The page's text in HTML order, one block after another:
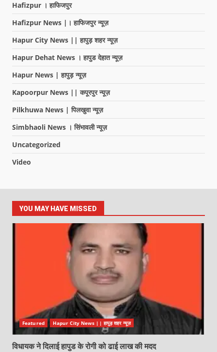
Hafizpur । हाफिजपुर
Hafizpur News |। हाफिजपुर न्यूज़
Hapur City News || हापुड़ शहर न्यूज़
Hapur Dehat News । हापुड देहात न्यूज़
Hapur News | हापुड़ न्यूज़
Kapoorpur News || कपूरपुर न्यूज़
Pilkhuwa News | पिलखुवा न्यूज़
Simbhaoli News । सिंभावली न्यूज़
Uncategorized
Video
YOU MAY HAVE MISSED
Featured Hapur City News || हापुड़ शहर न्यूज़
विधायक ने दिलाई हापुड के रोगी को ढाई लाख की मदद